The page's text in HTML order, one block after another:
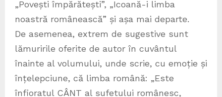
„Povești împărătești”, „Icoană-i limba
noastră românească” și așa mai departe.
De asemenea, extrem de sugestive sunt
lămuririle oferite de autor în cuvântul
înainte al volumului, unde scrie, cu emoție și
înțelepciune, că limba română: „Este
înfioratul CÂNT al sufetului românesc,